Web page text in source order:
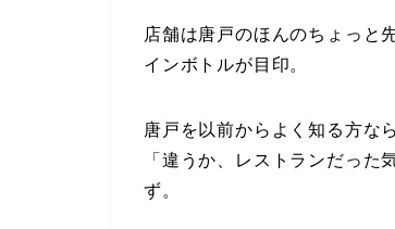
店舗は唐戸のほんのちょっと
インボトルが目印。
唐戸を以前からよく知る方な
「違うか、レストランだっ
ず。